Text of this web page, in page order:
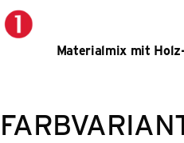
Materialmix mit